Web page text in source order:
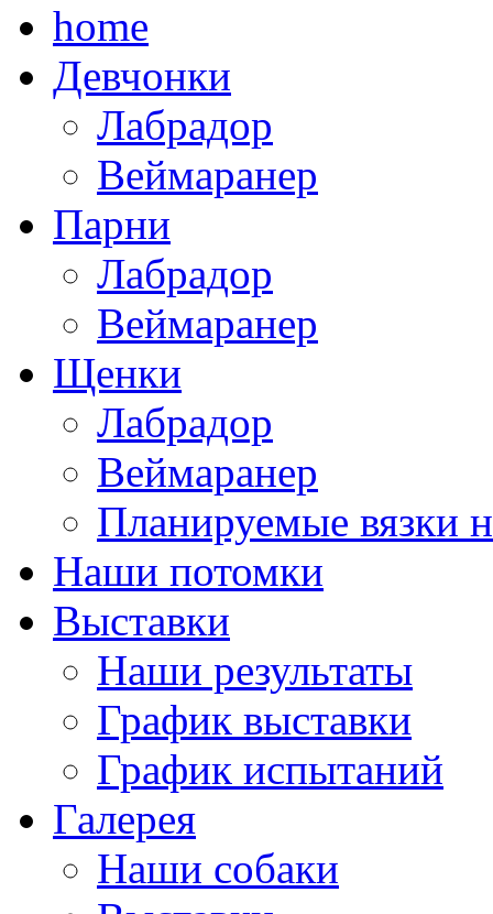
home
Девчонки
Лабрадор
Веймаранер
Парни
Лабрадор
Веймаранер
Щенки
Лабрадор
Веймаранер
Планируемые вязки
Наши потомки
Выставки
Наши результаты
График выставки
График испытаний
Галерея
Наши собаки